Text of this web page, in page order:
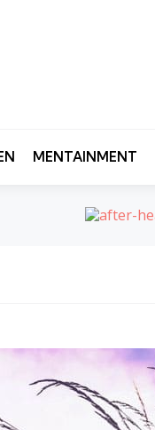
MENTAINMENT